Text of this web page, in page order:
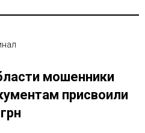
мошенники
присвоили